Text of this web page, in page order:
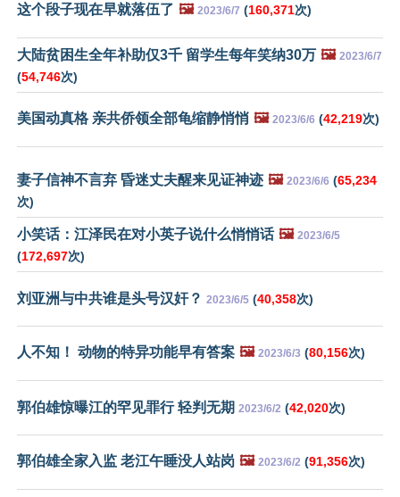
这个段子现在早就落伍了 🖼️ 2023/6/7 (160,371次)
大陆贫困生全年补助仅3千 留学生每年笑纳30万 🖼️ 2023/6/7
(54,746次)
美国动真格 亲共侨领全部龟缩静悄悄 🖼️ 2023/6/6 (42,219次)
妻子信神不言弃 昏迷丈夫醒来见证神迹 🖼️ 2023/6/6 (65,234
次)
小笑话：江泽民在对小英子说什么悄悄话 🖼️ 2023/6/5
(172,697次)
刘亚洲与中共谁是头号汉奸？ 2023/6/5 (40,358次)
人不知！ 动物的特异功能早有答案 🖼️ 2023/6/3 (80,156次)
郭伯雄惊曝江的罕见罪行 轻判无期 2023/6/2 (42,020次)
郭伯雄全家入监 老江午睡没人站岗 🖼️ 2023/6/2 (91,356次)